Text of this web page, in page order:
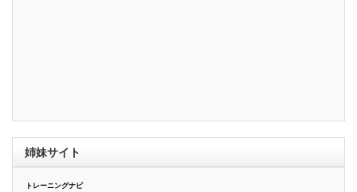
姉妹サイト
トレーニングナビ